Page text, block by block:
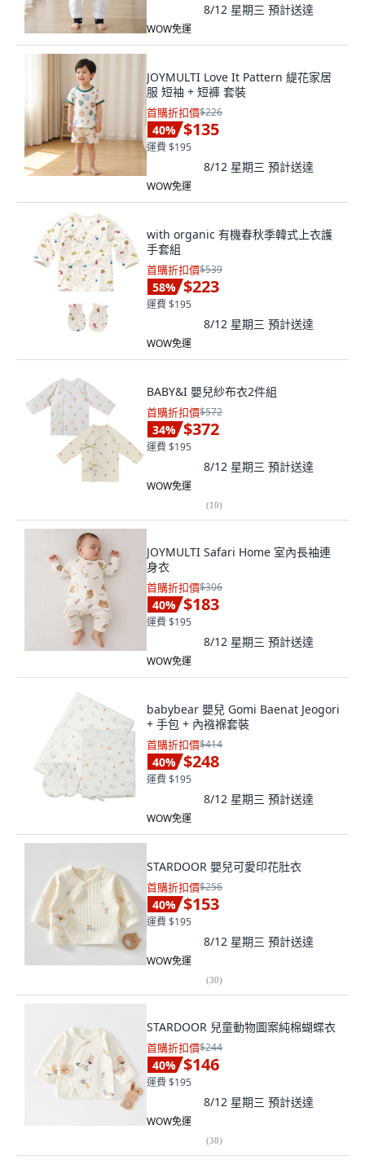
8/12 星期三 預計送達
WOW免運
JOYMULTI Love It Pattern 緹花家居
服 短袖 + 短褲 套裝
首購折扣價$226
40% $135
運費 $195
8/12 星期三 預計送達
WOW免運
with organic 有機春秋季韓式上衣護
手套組
首購折扣價$539
58% $223
運費 $195
8/12 星期三 預計送達
WOW免運
BABY&I 嬰兒紗布衣2件組
首購折扣價$572
34% $372
運費 $195
8/12 星期三 預計送達
WOW免運
(10)
JOYMULTI Safari Home 室內長袖連
身衣
首購折扣價$306
40% $183
運費 $195
8/12 星期三 預計送達
WOW免運
babybear 嬰兒 Gomi Baenat Jeogori
+ 手包 + 內襁褓套裝
首購折扣價$414
40% $248
運費 $195
8/12 星期三 預計送達
WOW免運
STARDOOR 嬰兒可愛印花肚衣
首購折扣價$256
40% $153
運費 $195
8/12 星期三 預計送達
WOW免運
(30)
STARDOOR 兒童動物圖案純棉蝴蝶衣
首購折扣價$244
40% $146
運費 $195
8/12 星期三 預計送達
WOW免運
(38)